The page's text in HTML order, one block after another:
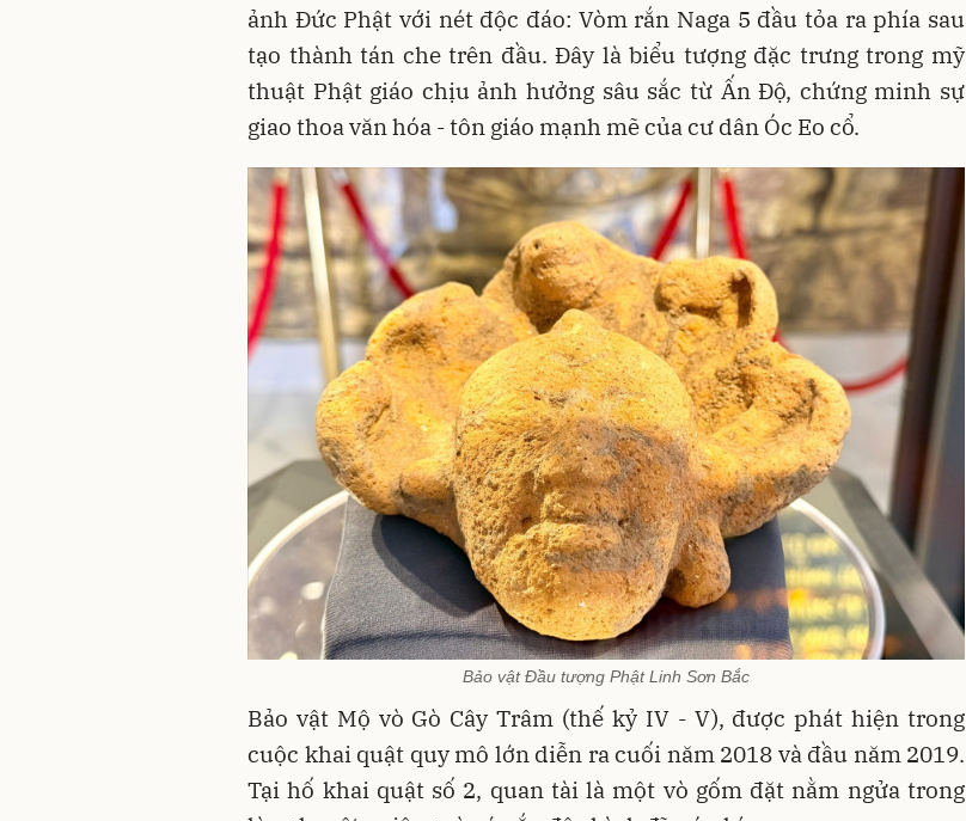
ảnh Đức Phật với nét độc đáo: Vòm rắn Naga 5 đầu tỏa ra phía sau
tạo thành tán che trên đầu. Đây là biểu tượng đặc trưng trong mỹ
thuật Phật giáo chịu ảnh hưởng sâu sắc từ Ấn Độ, chứng minh sự
giao thoa văn hóa - tôn giáo mạnh mẽ của cư dân Óc Eo cổ.
Bảo vật Đầu tượng Phật Linh Sơn Bắc
Bảo vật Mộ vò Gò Cây Trâm (thế kỷ IV - V), được phát hiện trong
cuộc khai quật quy mô lớn diễn ra cuối năm 2018 và đầu năm 2019.
Tại hố khai quật số 2, quan tài là một vò gốm đặt nằm ngửa trong